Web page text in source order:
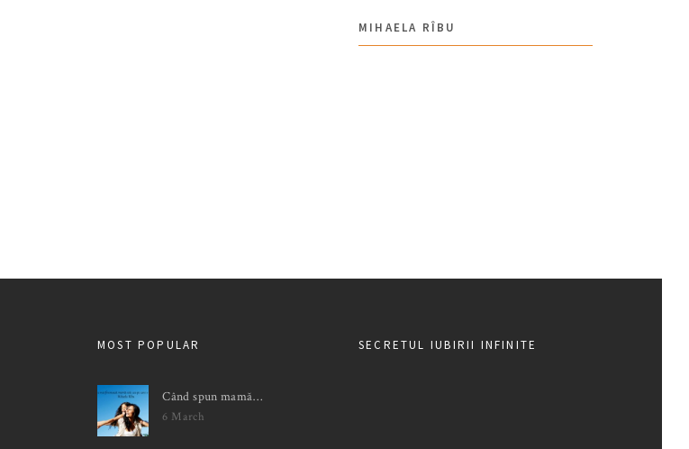
MIHAELA RÎBU
MOST POPULAR
Când spun mamă…
6 March
SECRETUL IUBIRII INFINITE